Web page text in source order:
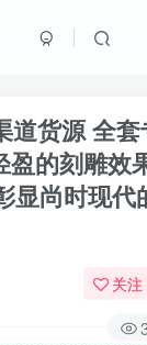
道货源 全
盈的刻雕效
显尚时现代
关注